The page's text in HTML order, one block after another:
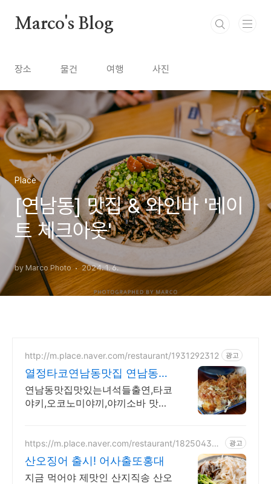
Marco's Blog
장소 물건 여행 사진
Place
[연남동] 맛집 & 와인바 '레이
트 체크아웃'
by Marco Photo 2024. 1. 6.
http://m.place.naver.com/restaurant/1931292312 광고
열정타코연남동맛집 연남동술
집홍대타코야키맛집
연남동맛집맛있는녀석들출연,타코
야키,오코노미야끼,야끼소바 맛집,
https://m.place.naver.com/restaurant/182504371
광고
산오징어 출시! 어사출또홍대
지금 먹어야 제맛인 산지직송 산오